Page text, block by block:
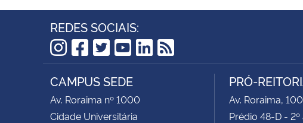
REDES SOCIAIS:
Instagram
Facebook
Twitter
YouTube
LinkedIn
RSS
CAMPUS SEDE
Av. Roraima nº 1000
Cidade Universitária
PRÓ-
Av. Roraima,
Prédio 48-D -